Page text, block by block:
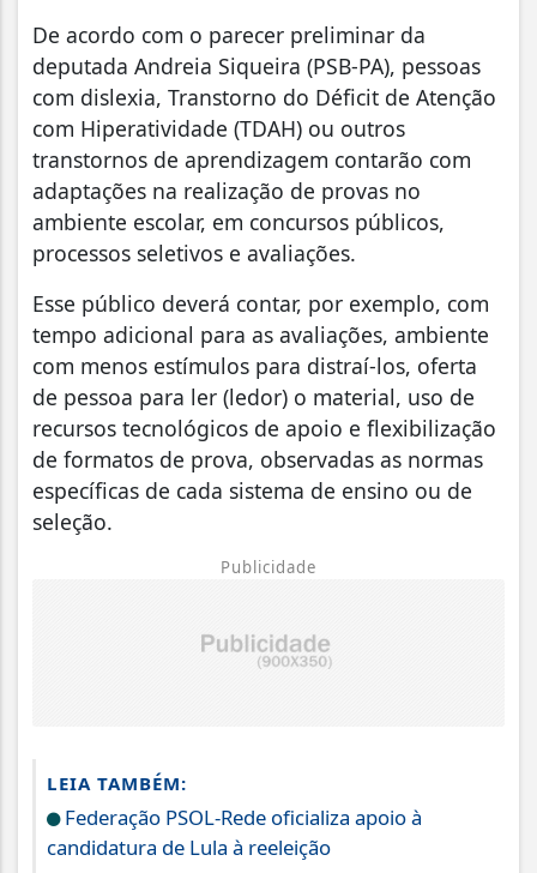
De acordo com o parecer preliminar da
deputada Andreia Siqueira (PSB-PA), pessoas
com dislexia, Transtorno do Déficit de Atenção
com Hiperatividade (TDAH) ou outros
transtornos de aprendizagem contarão com
adaptações na realização de provas no
ambiente escolar, em concursos públicos,
processos seletivos e avaliações.
Esse público deverá contar, por exemplo, com
tempo adicional para as avaliações, ambiente
com menos estímulos para distraí-los, oferta
de pessoa para ler (ledor) o material, uso de
recursos tecnológicos de apoio e flexibilização
de formatos de prova, observadas as normas
específicas de cada sistema de ensino ou de
seleção.
Publicidade
LEIA TAMBÉM:
Federação PSOL-Rede oficializa apoio à
candidatura de Lula à reeleição